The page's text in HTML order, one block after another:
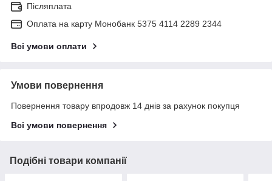
Післяплата
Оплата на карту Монобанк 5375 4114 2289 2344
Всі умови оплати
Умови повернення
Повернення товару впродовж 14 днів за рахунок покупця
Всі умови повернення
Подібні товари компанії